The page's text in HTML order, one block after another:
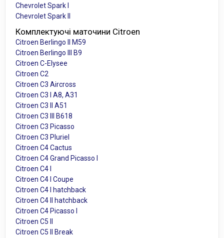
Chevrolet Spark I
Chevrolet Spark II
Комплектуючі маточини Citroen
Citroen Berlingo II M59
Citroen Berlingo III B9
Citroen C-Elysee
Citroen C2
Citroen C3 Aircross
Citroen C3 I A8, A31
Citroen C3 II A51
Citroen C3 III B618
Citroen C3 Picasso
Citroen C3 Pluriel
Citroen C4 Cactus
Citroen C4 Grand Picasso I
Citroen C4 I
Citroen C4 I Coupe
Citroen C4 I hatchback
Citroen C4 II hatchback
Citroen C4 Picasso I
Citroen C5 II
Citroen C5 II Break